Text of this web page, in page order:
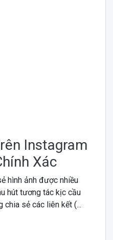
Instagram
Xác
hình ảnh được nhiều
hút tương tác kịc cầu
chia sẻ các liên kết (...